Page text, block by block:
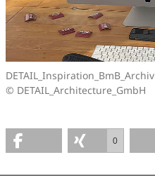
DETAIL_Inspiration_BmB_Archiv
© DETAIL_Architecture_GmbH
0